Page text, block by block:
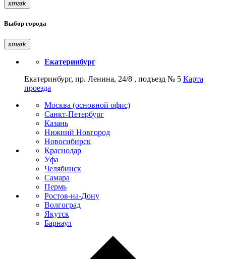
xmark
Выбор города
xmark
Екатеринбург
Екатеринбург, пр. Ленина, 24/8 , подъезд № 5 Карта
проезда
Москва (основной офис)
Санкт-Петербург
Казань
Нижний Новгород
Новосибирск
Краснодар
Уфа
Челябинск
Самара
Пермь
Ростов-на-Дону
Волгоград
Якутск
Барнаул